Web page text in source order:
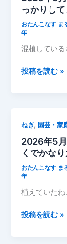
記
録
植
し
た
ネ
の
く
な
っ
き
し
た
っかりし
おたんこなす ま
年
混植している
2026
日
ね
ぎ
成
長
記
株
投稿を読む »
ねぎ,園芸・
2026年5
くでかな
おたんこなす ま
年
植えていた
2026
投稿を読む »